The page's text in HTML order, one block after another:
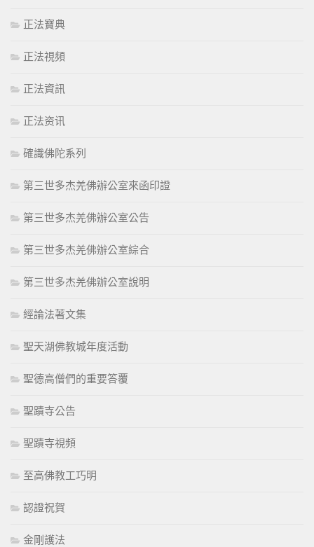
正法寶典
正法視頻
正法資訊
正法资讯
確識佛陀系列
第三世多杰羌佛辦公室來函印證
第三世多杰羌佛辦公室公告
第三世多杰羌佛辦公室綜合
第三世多杰羌佛辦公室說明
經論法著文集
聖天湖佛教城年度活動
聖德高僧們的重要答覆
聖蹟寺公告
聖蹟寺視頻
至高佛教工巧明
認證祝賀
金剛護法